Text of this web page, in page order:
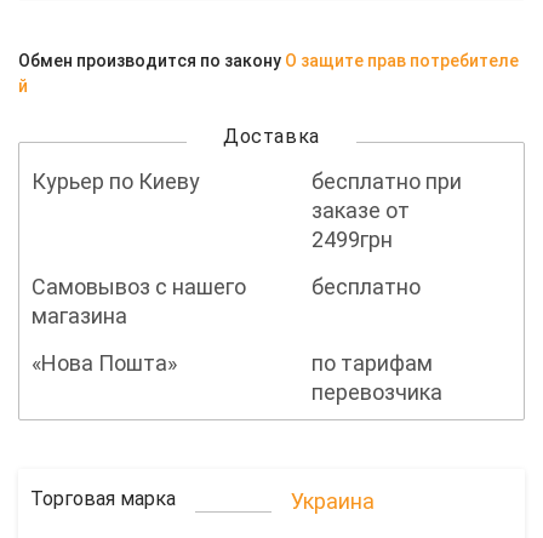
Обмен производится по закону О защите прав потребителе
й
Доставка
Курьер по Киеву
бесплатно при
заказе от
2499грн
Самовывоз с нашего
магазина
бесплатно
«Нова Пошта»
по тарифам
перевозчика
Торговая марка Украина